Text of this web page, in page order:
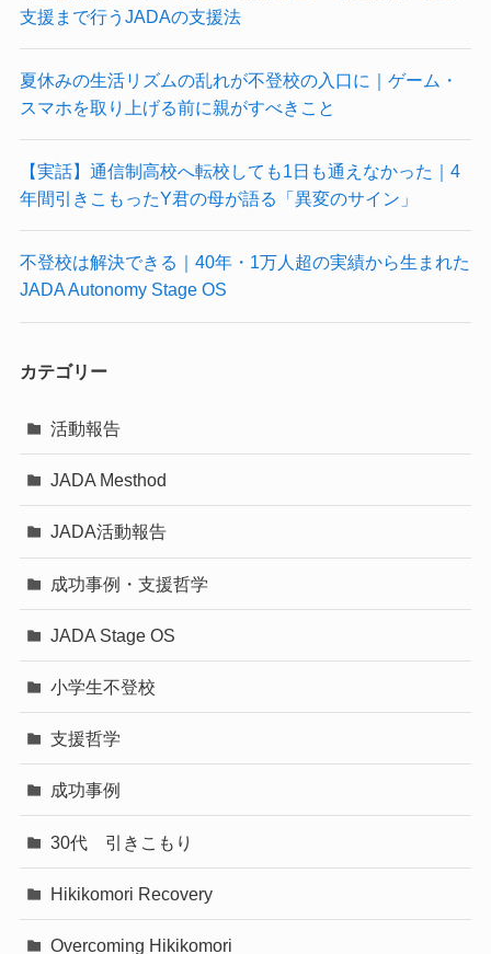
支援まで行うJADAの支援法
夏休みの生活リズムの乱れが不登校の入口に｜ゲーム・
スマホを取り上げる前に親がすべきこと
【実話】通信制高校へ転校しても1日も通えなかった｜4
年間引きこもったY君の母が語る「異変のサイン」
不登校は解決できる｜40年・1万人超の実績から生まれた
JADA Autonomy Stage OS
カテゴリー
活動報告
JADA Mesthod
JADA活動報告
成功事例・支援哲学
JADA Stage OS
小学生不登校
支援哲学
成功事例
30代 引きこもり
Hikikomori Recovery
Overcoming Hikikomori